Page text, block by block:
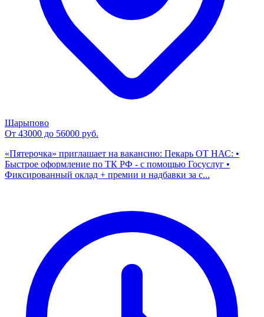
Шарыпово
От 43000 до 56000 руб.
«Пятерочка» приглашает на вакансию: Пекарь ОТ НАС: •
Быстрое оформление по ТК РФ - с помощью Госуслуг •
Фиксированный оклад + премии и надбавки за с...